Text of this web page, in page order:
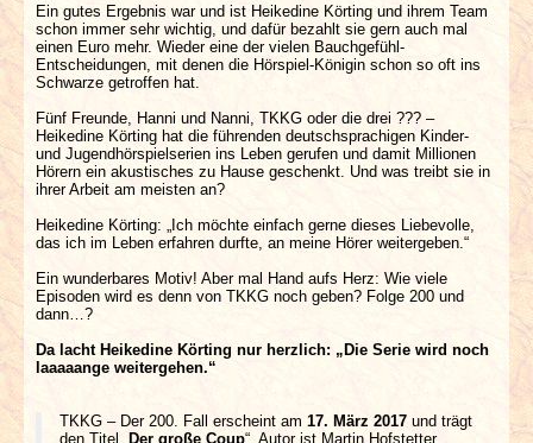
Ein gutes Ergebnis war und ist Heikedine Körting und ihrem Team
schon immer sehr wichtig, und dafür bezahlt sie gern auch mal
einen Euro mehr. Wieder eine der vielen Bauchgefühl-
Entscheidungen, mit denen die Hörspiel-Königin schon so oft ins
Schwarze getroffen hat.
Fünf Freunde, Hanni und Nanni, TKKG oder die drei ??? –
Heikedine Körting hat die führenden deutschsprachigen Kinder-
und Jugendhörspielserien ins Leben gerufen und damit Millionen
Hörern ein akustisches zu Hause geschenkt. Und was treibt sie in
ihrer Arbeit am meisten an?
Heikedine Körting: „Ich möchte einfach gerne dieses Liebevolle,
das ich im Leben erfahren durfte, an meine Hörer weitergeben.“
Ein wunderbares Motiv! Aber mal Hand aufs Herz: Wie viele
Episoden wird es denn von TKKG noch geben? Folge 200 und
dann…?
Da lacht Heikedine Körting nur herzlich: „Die Serie wird noch
laaaaange weitergehen.“
TKKG – Der 200. Fall erscheint am 17. März 2017 und trägt
den Titel „
Der große Coup“. Autor ist Martin Hofstetter.